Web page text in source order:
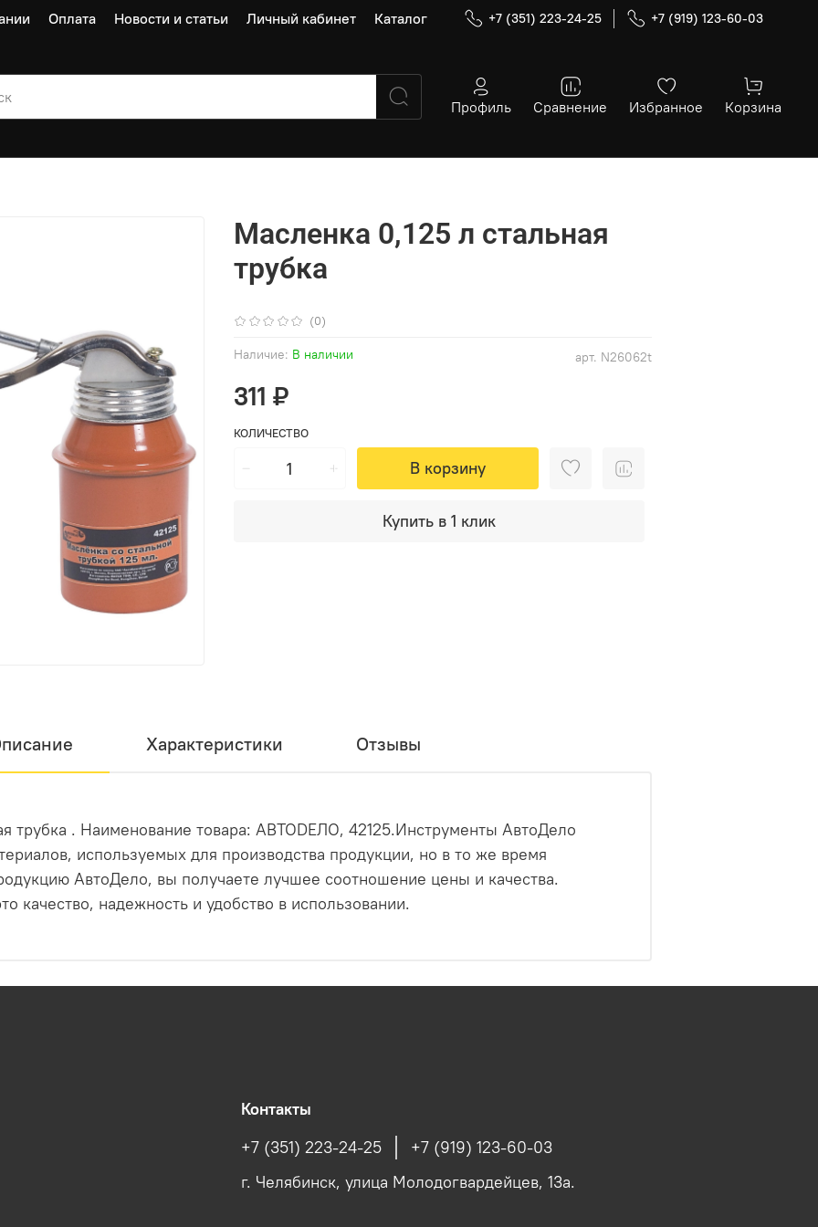
Оплата Новости и статьи Личный кабинет Каталог +7 (351) 223-24-25 +7 (919) 123-60-03
Профиль Сравнение Избранное Корзина
(0)
арт. N26062t
Наличие: В наличии
Масленка 0,125 л стальная
трубка
311 ₽
КОЛИЧЕСТВО
В корзину
Купить в 1 клик
Характеристики Отзывы
трубка . Наименование товара: АВТОDЕЛО, 42125.Инструменты АвтоДело
используемых для производства продукции, но в то же время
АвтоДело, вы получаете лучшее соотношение цены и качества.
качество, надежность и удобство в использовании.
Контакты
+7 (351) 223-24-25
+7 (919) 123-60-03
г. Челябинск, улица Молодогвардейцев, 13а.